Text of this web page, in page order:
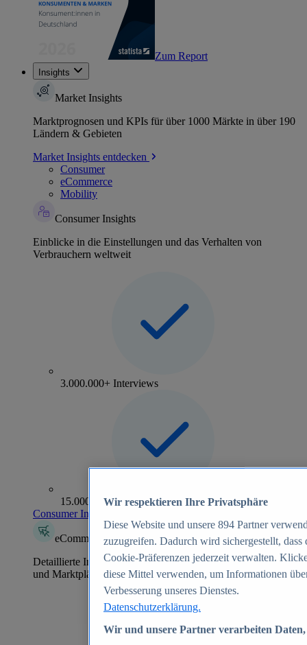
Zum Report
Insights
Market Insights
Marktprognosen und KPIs für über 1000 Märkte in über 190
Ländern & Gebieten
Market Insights entdecken
Consumer
eCommerce
Mobility
Consumer Insights
Einblicke in die Einstellungen und das Verhalten von
Verbrauchern weltweit
3.000.000+ Interviews
15.000+ Marken
Consumer Insights entdecken
eCommerce Insights
Detaillierte Informationen zu mehr als 39.000 Online-Shops
und Marktplätzen
Wir respektieren Ihre Privatsphäre
Diese Website und unsere 894 Partner
zuzugreifen. Dadurch wird sichergestellt,
Cookie-Präferenzen jederzeit verwalten.
diese Mittel verwenden, um Informationen
Verbesserung unseres Dienstes.
Datenschutzerklärung.
Wir und unsere Partner verarbeiten